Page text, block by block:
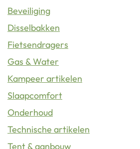
Beveiliging
Disselbakken
Fietsendragers
Gas & Water
Kampeer artikelen
Slaapcomfort
Onderhoud
Technische artikelen
Tent & aanbouw